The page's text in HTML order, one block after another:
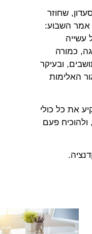
שחוזר
אמר השבוע:
עשייה
כמורה
ובעיקר
האלימות
את כל כולי
ולהוכיח פעם